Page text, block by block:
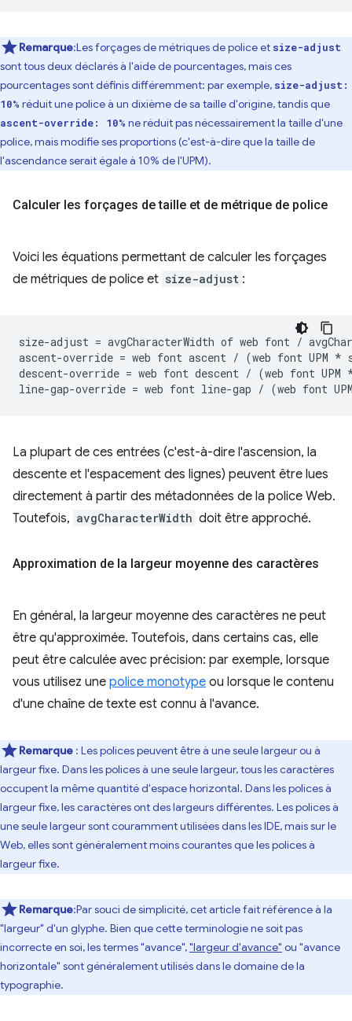
Remarque:Les forçages de métriques de police et size-adjust
sont tous deux déclarés à l'aide de pourcentages, mais ces
pourcentages sont définis différemment: par exemple, size-adjust:
10% réduit une police à un dixième de sa taille d'origine, tandis que
ascent-override: 10% ne réduit pas nécessairement la taille d'une
police, mais modifie ses proportions (c'est-à-dire que la taille de
l'ascendance serait égale à 10% de l'UPM).
Calculer les forçages de taille et de métrique de police
Voici les équations permettant de calculer les forçages
de métriques de police et size-adjust :
size-adjust = avgCharacterWidth of web font /
ascent-override = web font ascent / (web font UPM
descent-override = web font descent / (web font
La plupart de ces entrées (c'est-à-dire l'ascension, la
descente et l'espacement des lignes) peuvent être lues
directement à partir des métadonnées de la police Web.
Toutefois, avgCharacterWidth doit être approché.
Approximation de la largeur moyenne des caractères
En général, la largeur moyenne des caractères ne peut
être qu'approximée. Toutefois, dans certains cas, elle
peut être calculée avec précision: par exemple, lorsque
vous utilisez une police monotype ou lorsque le contenu
d'une chaîne de texte est connu à l'avance.
Remarque : Les polices peuvent être à une seule largeur ou à
largeur fixe. Dans les polices à une seule largeur, tous les caractères
occupent la même quantité d'espace horizontal. Dans les polices à
largeur fixe, les caractères ont des largeurs différentes. Les polices à
une seule largeur sont couramment utilisées dans les IDE, mais sur le
Web, elles sont généralement moins courantes que les polices à
largeur fixe.
Remarque:Par souci de simplicité, cet article fait référence à la
"largeur" d'un glyphe. Bien que cette terminologie ne soit pas
incorrecte en soi, les termes "avance","largeur d'avance" ou "avance
horizontale" sont généralement utilisés dans le domaine de la
typographie.